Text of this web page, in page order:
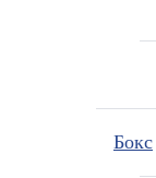
Бокс